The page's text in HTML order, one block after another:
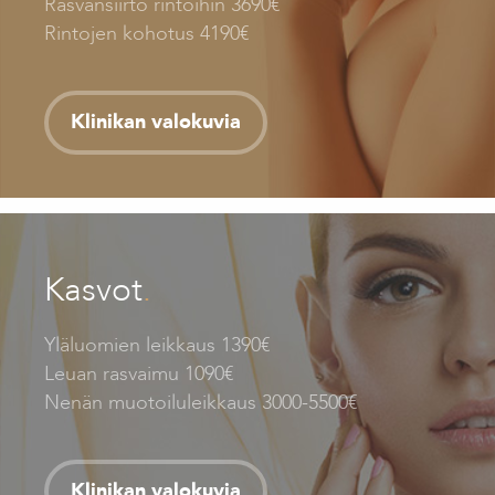
Rintojen kohotus 4190€
Klinikan valokuvia
Kasvot.
Yläluomien leikkaus 1390€
Leuan rasvaimu 1090€
Nenän muotoiluleikkaus 3000-5500€